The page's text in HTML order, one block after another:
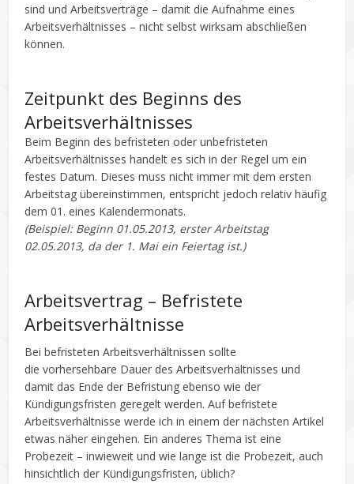
sind und Arbeitsverträge – damit die Aufnahme eines
Arbeitsverhältnisses – nicht selbst wirksam abschließen
können.
Zeitpunkt des Beginns des
Arbeitsverhältnisses
Beim Beginn des befristeten oder unbefristeten
Arbeitsverhältnisses handelt es sich in der Regel um ein
festes Datum. Dieses muss nicht immer mit dem ersten
Arbeitstag übereinstimmen, entspricht jedoch relativ häufig
dem 01. eines Kalendermonats.
(Beispiel: Beginn 01.05.2013, erster Arbeitstag
02.05.2013, da der 1. Mai ein Feiertag ist.)
Arbeitsvertrag – Befristete
Arbeitsverhältnisse
Bei befristeten Arbeitsverhältnissen sollte
die vorhersehbare Dauer des Arbeitsverhältnisses und
damit das Ende der Befristung ebenso wie der
Kündigungsfristen geregelt werden. Auf befristete
Arbeitsverhältnisse werde ich in einem der nächsten Artikel
etwas näher eingehen. Ein anderes Thema ist eine
Probezeit – inwieweit und wie lange ist die Probezeit, auch
hinsichtlich der Kündigungsfristen, üblich?